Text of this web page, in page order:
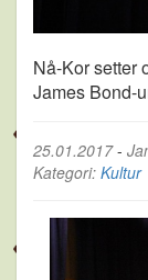
Nå-Kor setter
James Bond-
25.01.2017-
Kategori: Kultur